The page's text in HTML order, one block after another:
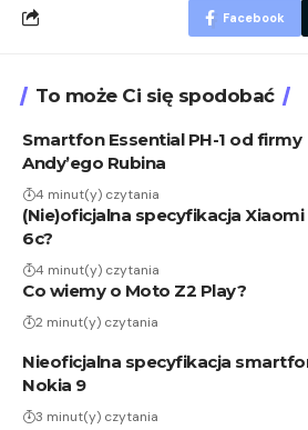
Facebook
To może Ci się spodobać
Smartfon Essential PH-1 od firmy
Andy’ego Rubina
4 minut(y) czytania
(Nie)oficjalna specyfikacja Xiaomi
6c?
4 minut(y) czytania
Co wiemy o Moto Z2 Play?
2 minut(y) czytania
Nieoficjalna specyfikacja
Nokia 9
3 minut(y) czytania